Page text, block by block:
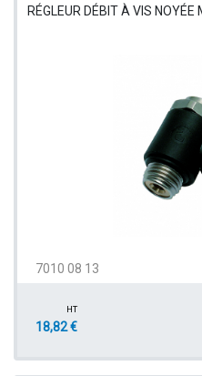
RÉGLEUR DÉBIT À VIS
7010 08 13
HT
18,82 €